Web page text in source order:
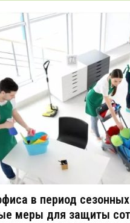
в период
меры для защиты